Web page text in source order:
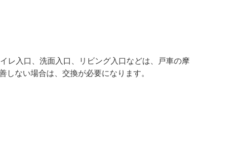
レ入口、洗面入口、リビング入口などは、戸車の摩
ない場合は、交換が必要になります。